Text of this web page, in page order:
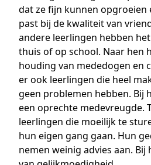
dat ze fijn kunnen opgroeien
past bij de kwaliteit van
andere leerlingen hebben
thuis of op school. Naar hen
houding van mededogen en
er ook leerlingen die heel
geen problemen hebben. Bij
een oprechte medevreugde.
leerlingen die moeilijk te
hun eigen gang gaan. Hun
nemen weinig advies aan.